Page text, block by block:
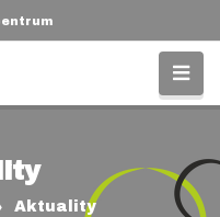
Aktuality